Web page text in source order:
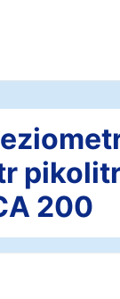
200